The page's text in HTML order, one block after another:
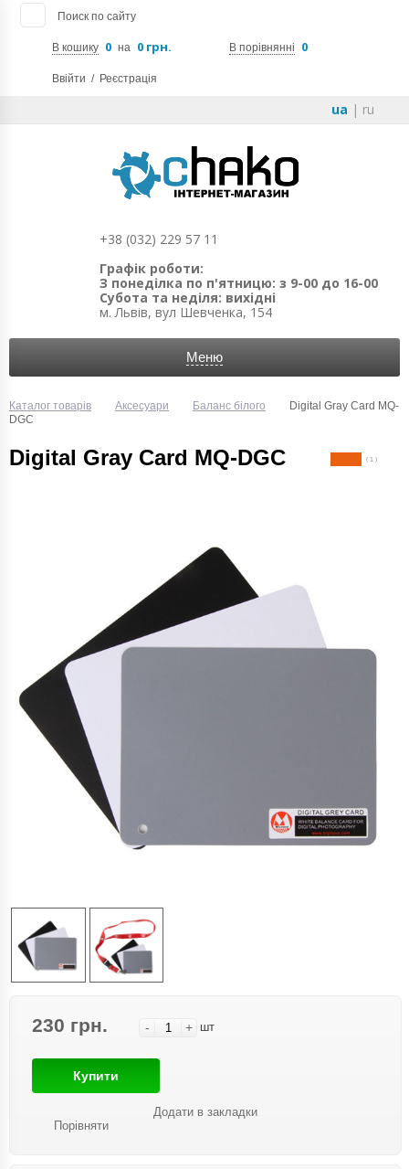
Поиск по сайту
В кошику 0 на 0 грн. В порівнянні 0
Ввійти / Реєстрація
ua | ru
+38 (032) 229 57 11
Графік роботи:
З понеділка по п'ятницю: з 9-00 до 16-00
Субота та неділя: вихідні
м. Львів, вул Шевченка, 154
Меню
Каталог товарів Аксесуари Баланс білого
Digital Gray Card MQ-
DGC
Digital Gray Card MQ-DGC ( 1 )
230 грн. - + шт
Купити
Порівняти
Додати в закладки